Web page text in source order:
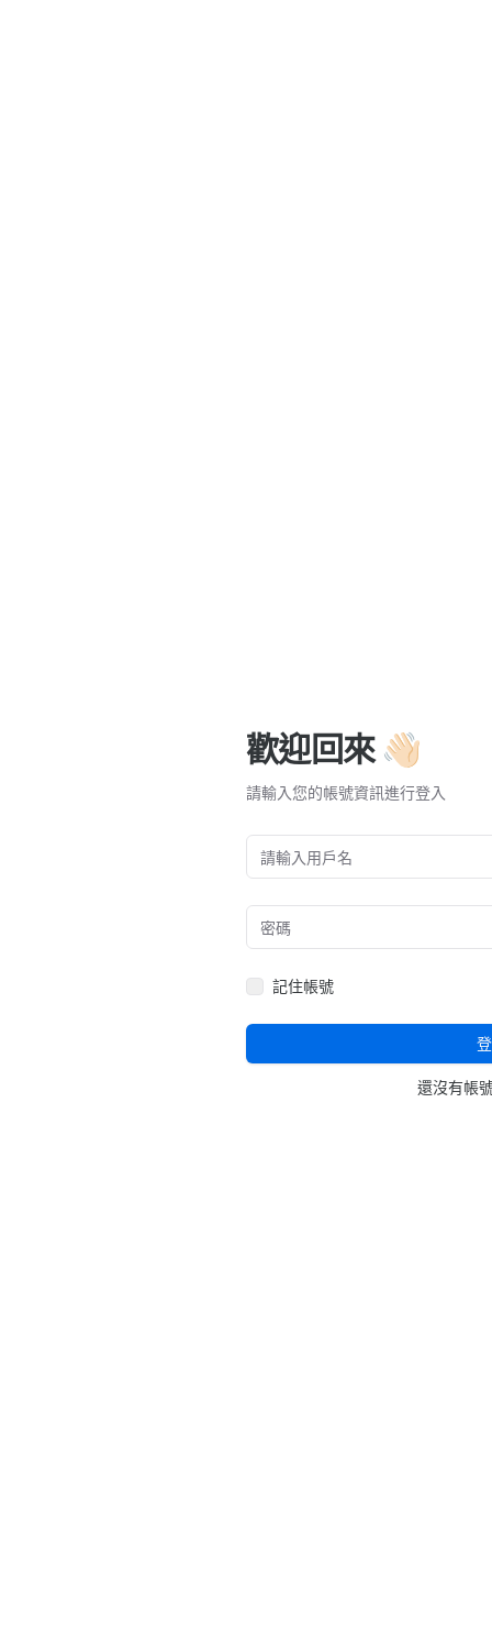
歡迎回來 👋🏻
請輸入您的帳號資訊進行登入
記住帳號
還沒有帳